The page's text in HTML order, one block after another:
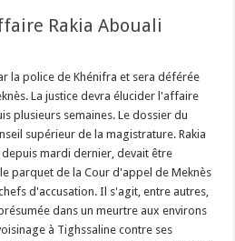
Rakia Abouali
la police de Khénifra et sera déférée
La justice devra élucider l'affaire
plusieurs semaines. Le dossier du
supérieur de la magistrature. Rakia
mardi dernier, devait être
parquet de la Cour d'appel de Meknès
d'accusation. Il s'agit, entre autres,
dans un meurtre aux environs
à Tighssaline contre ses